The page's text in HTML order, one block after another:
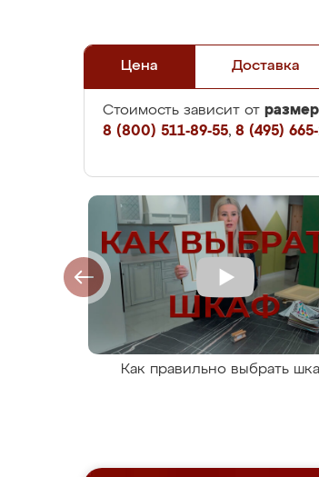
Цена Доставка
Стоимость зависит от
8 (800) 511-89-55, 8 (495)
Как правильно выбрать